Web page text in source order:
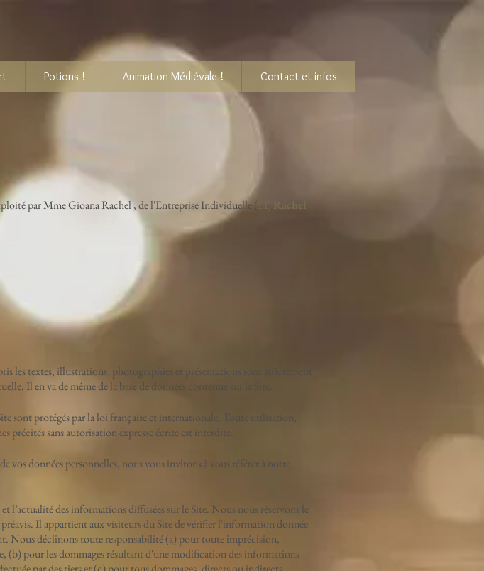
Potions ! Animation Médiévale ! Contact et infos
par Mme Gioana Rachel , de l'Entreprise Individuelle (
Rachel
les textes, illustrations, photographies et présentations sont strictement
Il en va de même de la base de données contenue sur le Site.
sont protégés par la loi française et internationale. Toute utilisation,
sans autorisation expresse écrite est interdite.
données personnelles, nous vous invitons à vous référer à notre
des informations diffusées sur le Site. Nous nous réservons le
Il appartient aux visiteurs du Site de vérifier l'information donnée
Nous déclinons toute responsabilité (a) pour toute imprécision,
(b) pour les dommages résultant d'une modification des informations